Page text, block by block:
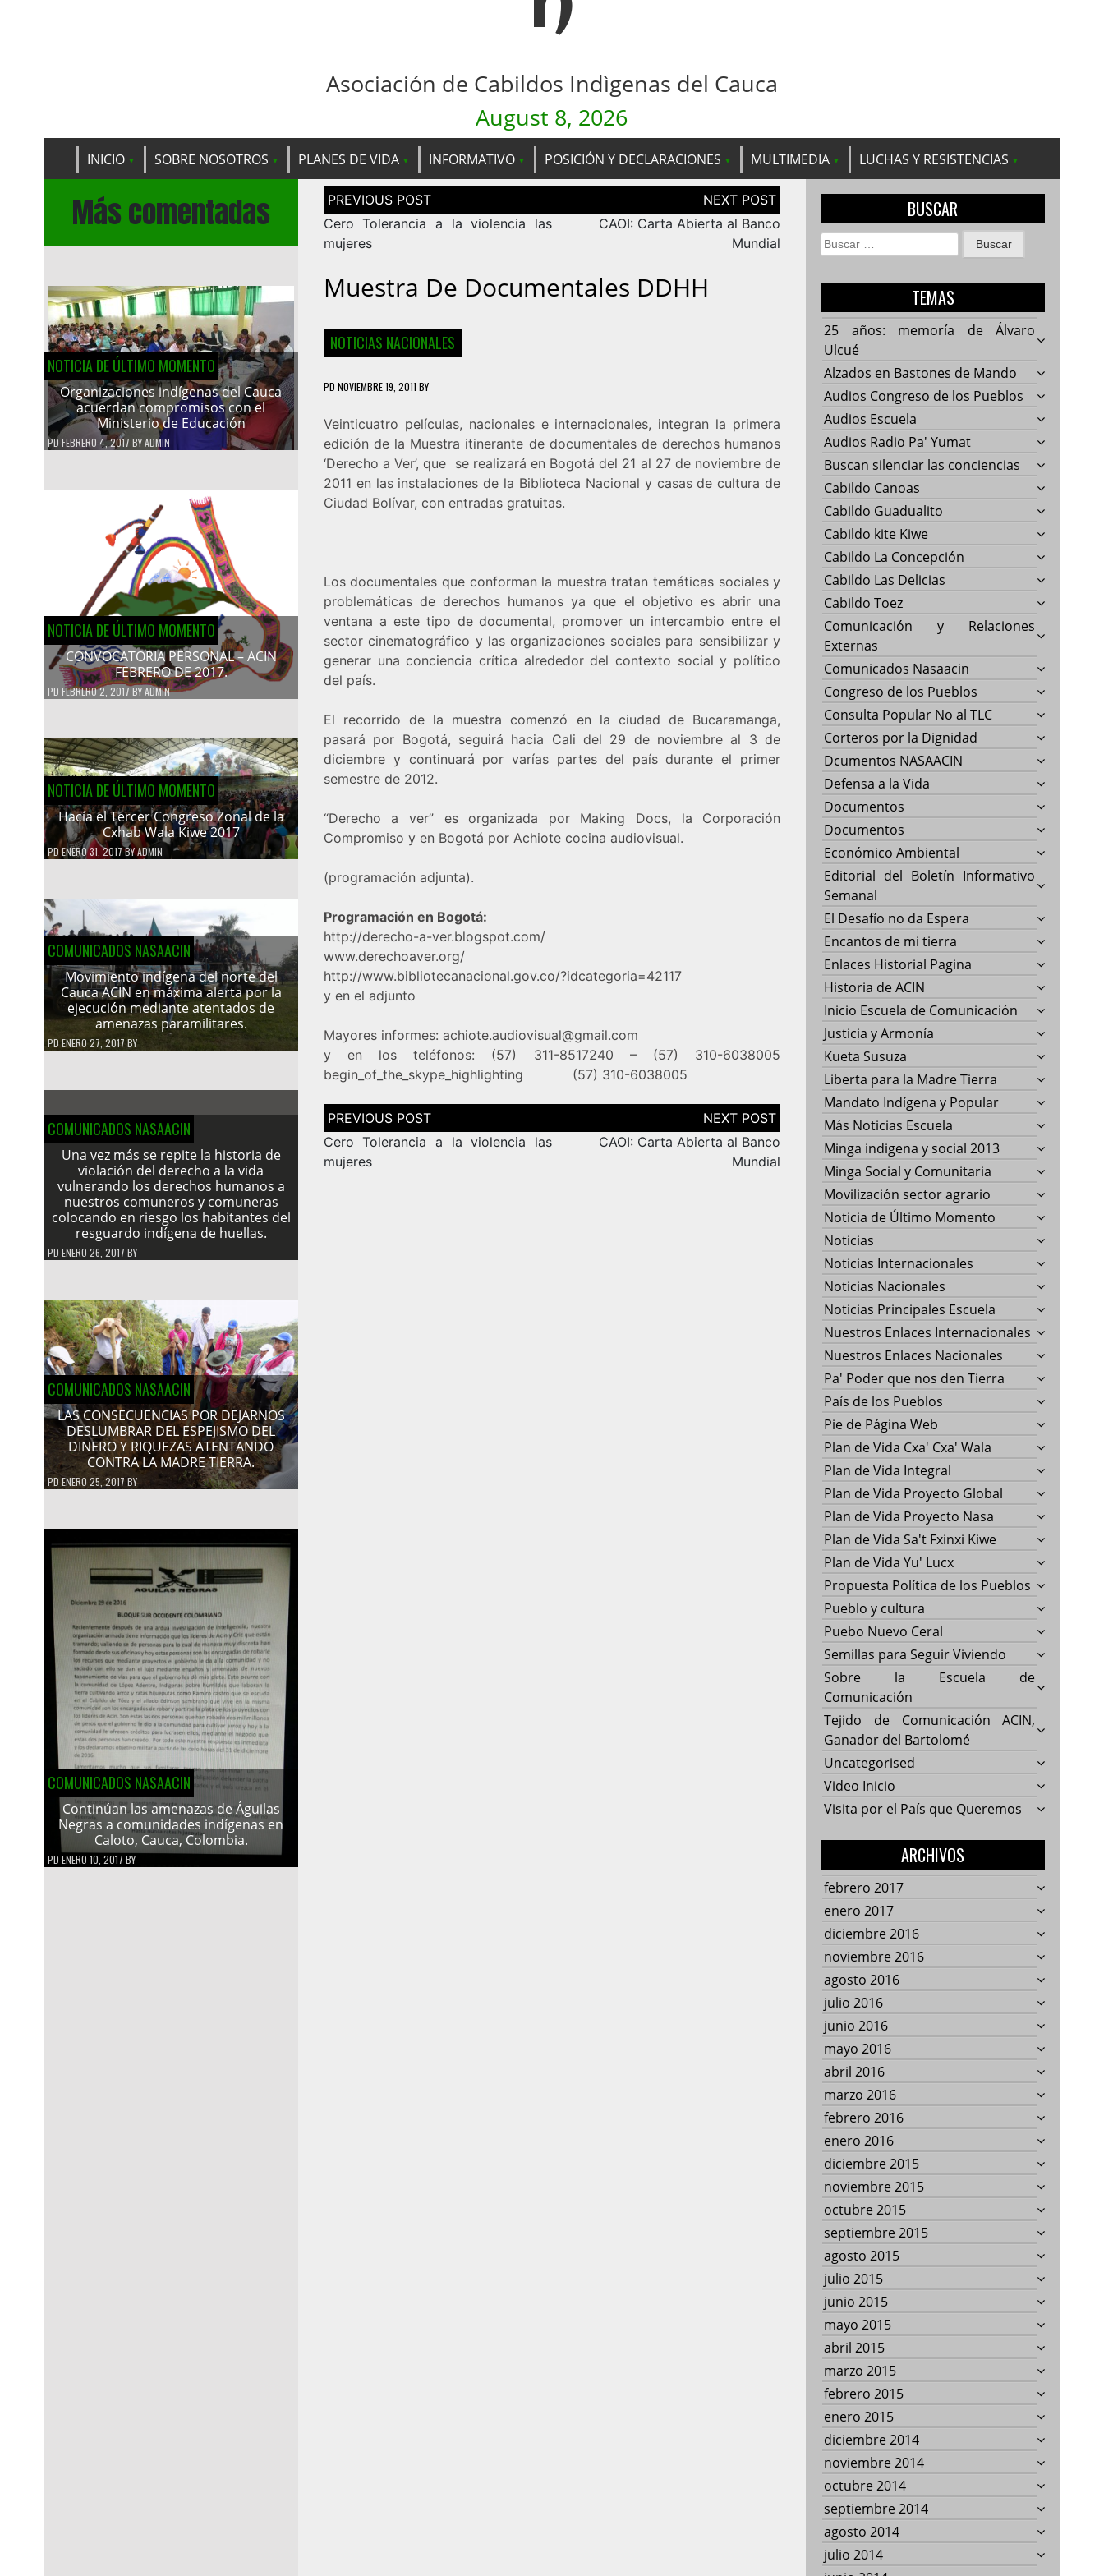
Asociación de Cabildos Indìgenas del Cauca
August 8, 2026
INICIO SOBRE NOSOTROS PLANES DE VIDA INFORMATIVO POSICIÓN Y DECLARACIONES MULTIMEDIA LUCHAS Y RESISTENCIAS
Más comentadas
NOTICIA DE ÚLTIMO MOMENTO
Organizaciones indígenas del Cauca
acuerdan compromisos con el
Ministerio de Educación
PD FEBRERO 4, 2017 BYADMIN
NOTICIA DE ÚLTIMO MOMENTO
CONVOCATORIA PERSONAL – ACIN
FEBRERO DE 2017.
PD FEBRERO 2, 2017BYADMIN
NOTICIA DE ÚLTIMO MOMENTO
Hacía el Tercer Congreso Zonal de la
Cxhab Wala Kiwe 2017
PDENERO 31, 2017BYADMIN
COMUNICADOS NASAACIN
Movimiento indígena del norte del
Cauca ACIN en máxima alerta por la
ejecución mediante atentados de
amenazas paramilitares.
PD ENERO 27, 2017 BY
COMUNICADOS NASAACIN
Una vez más se repite la historia de
violación del derecho a la vida
vulnerando los derechos humanos a
nuestros comuneros y comuneras
colocando en riesgo los habitantes del
resguardo indígena de huellas.
PD ENERO 26, 2017 BY
COMUNICADOS NASAACIN
LAS CONSECUENCIAS POR DEJARNOS
DESLUMBRAR DEL ESPEJISMO DEL
DINERO Y RIQUEZAS ATENTANDO
CONTRA LA MADRE TIERRA.
PDENERO 25, 2017 BY
COMUNICADOS NASAACIN
Continúan las amenazas de Águilas
Negras a comunidades indígenas en
Caloto, Cauca, Colombia.
PD ENERO 10, 2017 BY
Navegación
de
entradas
Cero Tolerancia a la violencia las
mujeres
CAOI: Carta Abierta al Banco
Mundial
Muestra De Documentales DDHH
NOTICIAS NACIONALES
PD NOVIEMBRE 19, 2011 BY
Veinticuatro películas, nacionales e internacionales, integran la primera
edición de la Muestra itinerante de documentales de derechos humanos
‘Derecho a Ver’, que se realizará en Bogotá del 21 al 27 de noviembre de
2011 en las instalaciones de la Biblioteca Nacional y casas de cultura de
Ciudad Bolívar, con entradas gratuitas.
Los documentales que conforman la muestra tratan temáticas sociales y
problemáticas de derechos humanos ya que el objetivo es abrir una
ventana a este tipo de documental, promover un intercambio entre el
sector cinematográfico y las organizaciones sociales para sensibilizar y
generar una conciencia crítica alrededor del contexto social y político
del país.
El recorrido de la muestra comenzó en la ciudad de Bucaramanga,
pasará por Bogotá, seguirá hacia Cali del 29 de noviembre al 3 de
diciembre y continuará por varías partes del país durante el primer
semestre de 2012.
“Derecho a ver” es organizada por Making Docs, la Corporación
Compromiso y en Bogotá por Achiote cocina audiovisual.
(programación adjunta).
Programación en Bogotá:
http://derecho-a-ver.blogspot.com/
www.derechoaver.org/
http://www.bibliotecanacional.gov.co/?idcategoria=42117
y en el adjunto
Mayores informes: achiote.audiovisual@gmail.com
y en los teléfonos: (57) 311-8517240 – (57) 310-6038005
begin_of_the_skype_highlighting (57) 310-6038005
Navegación
de
entradas
Cero Tolerancia a la violencia las
mujeres
CAOI: Carta Abierta al Banco
Mundial
BUSCAR
Buscar:
TEMAS
25 años: memoría de Álvaro
Ulcué
Alzados en Bastones de Mando
Audios Congreso de los Pueblos
Audios Escuela
Audios Radio Pa' Yumat
Buscan silenciar las conciencias
Cabildo Canoas
Cabildo Guadualito
Cabildo kite Kiwe
Cabildo La Concepción
Cabildo Las Delicias
Cabildo Toez
Comunicación y Relaciones
Externas
Comunicados Nasaacin
Congreso de los Pueblos
Consulta Popular No al TLC
Corteros por la Dignidad
Dcumentos NASAACIN
Defensa a la Vida
Documentos
Documentos
Económico Ambiental
Editorial del Boletín Informativo
Semanal
El Desafío no da Espera
Encantos de mi tierra
Enlaces Historial Pagina
Historia de ACIN
Inicio Escuela de Comunicación
Justicia y Armonía
Kueta Susuza
Liberta para la Madre Tierra
Mandato Indígena y Popular
Más Noticias Escuela
Minga indigena y social 2013
Minga Social y Comunitaria
Movilización sector agrario
Noticia de Último Momento
Noticias
Noticias Internacionales
Noticias Nacionales
Noticias Principales Escuela
Nuestros Enlaces Internacionales
Nuestros Enlaces Nacionales
Pa' Poder que nos den Tierra
País de los Pueblos
Pie de Página Web
Plan de Vida Cxa' Cxa' Wala
Plan de Vida Integral
Plan de Vida Proyecto Global
Plan de Vida Proyecto Nasa
Plan de Vida Sa't Fxinxi Kiwe
Plan de Vida Yu' Lucx
Propuesta Política de los Pueblos
Pueblo y cultura
Puebo Nuevo Ceral
Semillas para Seguir Viviendo
Sobre la Escuela de
Comunicación
Tejido de Comunicación ACIN,
Ganador del Bartolomé
Uncategorised
Video Inicio
Visita por el País que Queremos
ARCHIVOS
febrero 2017
enero 2017
diciembre 2016
noviembre 2016
agosto 2016
julio 2016
junio 2016
mayo 2016
abril 2016
marzo 2016
febrero 2016
enero 2016
diciembre 2015
noviembre 2015
octubre 2015
septiembre 2015
agosto 2015
julio 2015
junio 2015
mayo 2015
abril 2015
marzo 2015
febrero 2015
enero 2015
diciembre 2014
noviembre 2014
octubre 2014
septiembre 2014
agosto 2014
julio 2014